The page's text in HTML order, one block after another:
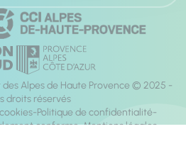
Alpes de Haute Provence © 2025 -
droits réservés
Politique de confidentialité
conforme Mentions légales